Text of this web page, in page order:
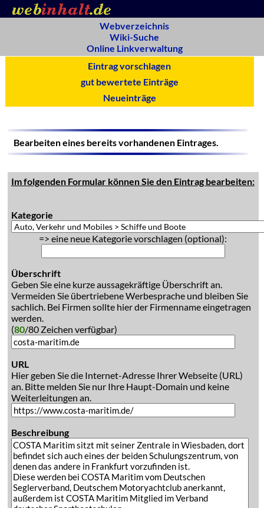
Webverzeichnis
Wiki-Suche
Online Linkverwaltung
Eintrag vorschlagen
gut bewertete Einträge
Neueinträge
Bearbeiten eines bereits vorhandenen Eintrages.
Im folgenden Formular können Sie den Eintrag bearbeiten:
Kategorie
=> eine neue Kategorie vorschlagen (optional):
Überschrift
Geben Sie eine kurze aussagekräftige Überschrift an.
Vermeiden Sie übertriebene Werbesprache und bleiben Sie
sachlich. Bei Firmen sollte hier der Firmenname eingetragen
werden.
(80/80 Zeichen verfügbar)
URL
Hier geben Sie die Internet-Adresse Ihrer Webseite (URL)
an. Bitte melden Sie nur Ihre Haupt-Domain und keine
Weiterleitungen an.
Beschreibung